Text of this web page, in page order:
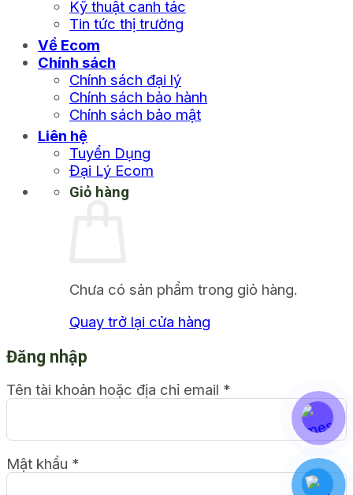
Kỹ thuật canh tác
Tin tức thị trường
Về Ecom
Chính sách
Chính sách đại lý
Chính sách bảo hành
Chính sách bảo mật
Liên hệ
Tuyển Dụng
Đại Lý Ecom
Giỏ hàng
Chưa có sản phẩm trong giỏ hàng.
Quay trở lại cửa hàng
Đăng nhập
Tên tài khoản hoặc địa chỉ email *
Mật khẩu *